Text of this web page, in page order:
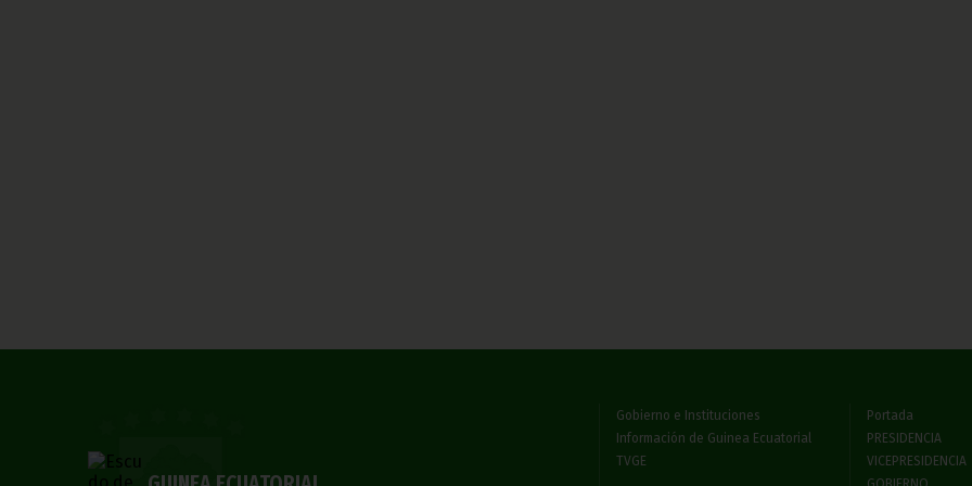
Gobierno e Instituciones
Información de Guinea Ecuatorial
TVGE
Portada
PRESIDENCIA
VICEPRESIDENCIA